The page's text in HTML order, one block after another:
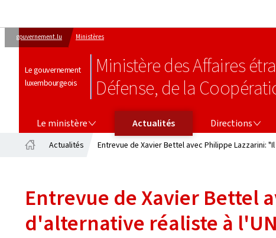
gouvernement.lu Ministères
Le gouvernement
luxembourgeois
Ministère des Affaires
Défense, de la
Le ministère Actualités Directions
Actualités Entrevue de Xavier Bettel avec Philippe Lazzarini:
Entrevue de Xavier Bettel
d'alternative réaliste à